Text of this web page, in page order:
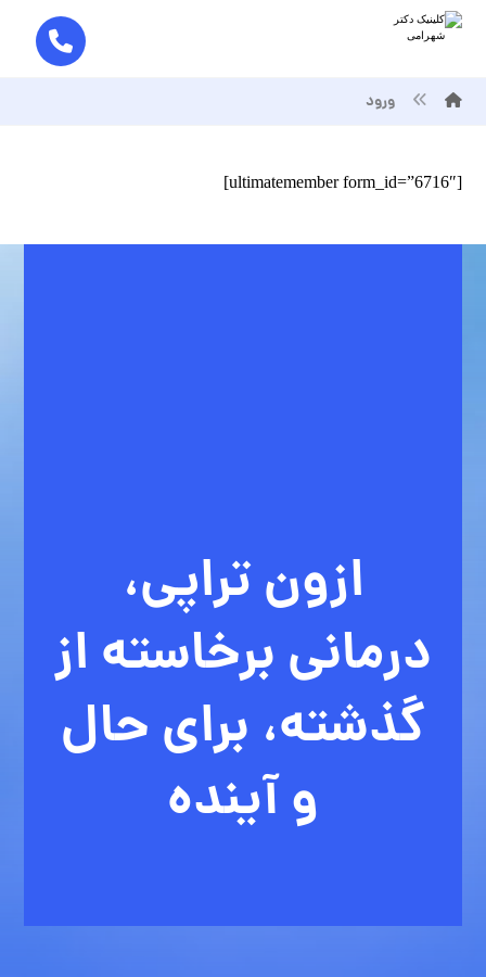
ورود
[ultimatemember form_id=”6716″]
ازون تراپی،
درمانی برخاسته از
گذشته، برای حال
و آینده